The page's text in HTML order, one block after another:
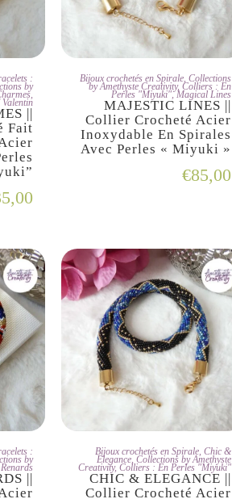
:
by
,
Valentin
||
Fait
JE L'ADOPTE
Bijoux crochetés en Spirale, Collections
by Amethyste Creativity, Colliers : En
Perles "Miyuki",Magical Lines
MAJESTIC LINES ||
Collier Crocheté Acier
Inoxydable En Spirales
Avec Perles « Miyuki »
€85,00
:
by
||
JE L'ADOPTE
Bijoux crochetés en Spirale, Chic &
Elegance, Collections by Amethyste
Creativity, Colliers : En Perles "Miyuki"
CHIC & ELEGANCE ||
Collier Crocheté Acier